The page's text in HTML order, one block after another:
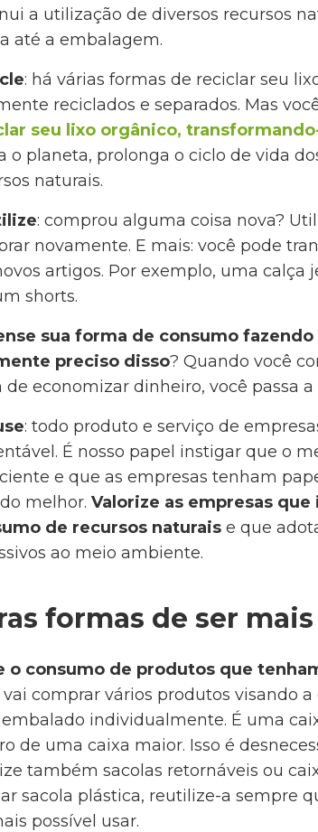
a utilização de diversos recursos
até a embalagem.
: há várias formas de reciclar seu
reciclados e separados. Mas
seu lixo orgânico,
o planeta, prolonga o ciclo de vida
naturais.
: comprou alguma coisa nova?
novamente. E mais: você pode
artigos. Por exemplo, uma calça
shorts.
sua forma de consumo
preciso disso? Quando você
de economizar dinheiro, você passa
: todo produto e serviço de
É nosso papel instigar que o
e que as empresas tenham
melhor. Valorize as empresas
de recursos naturais e que
ao meio ambiente.
formas de ser
o consumo de produtos que
vai comprar vários produtos visando
individualmente. É uma
de uma caixa maior. Isso é
também sacolas retornáveis ou
sacola plástica, reutilize-a sempre
possível usar.